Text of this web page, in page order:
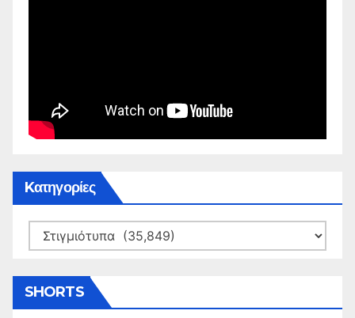
Kατηγορίες
Kατηγορίες
SHORTS